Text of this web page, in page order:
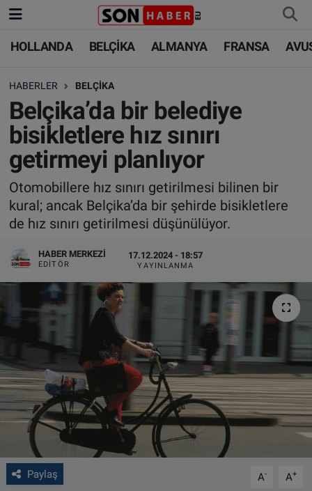
HOLLANDA BELÇİKA ALMANYA FRANSA
HABERLER BELÇİKA
Belçika’da bir belediye
bisikletlere hız sınırı
getirmeyi planlıyor
Otomobillere hız sınırı getirilmesi bilinen bir
kural; ancak Belçika’da bir şehirde bisikletlere
de hız sınırı getirilmesi düşünülüyor.
HABER MERKEZI
EDITÖR
17.12.2024 - 18:57
YAYINLANMA
Paylaş A- A+
HOLLANDA
BELÇİKA
ALMANYA
FRANSA
AVUSTURYA
SAĞLIK - YAŞAM
BİLİM-TEKNOLOJİ
HOLLANDA
BELÇİKA
ALMANYA
TÜRKİYE
DÜNYA
BİLİM-TEKNOLOJİ
SAĞLIK
FOTO GALERİ
VIDEO GALERİ
ALGEMENE VOORWAARDEN
CONTACT
Çerez Politikası
Nöbetçi Eczaneler
Hava Durumu
Trafik Durumu
Süper Lig Puan Durumu ve Fikstür
Tüm Manşetler
Son Dakika Haberleri
Haber Arşivi